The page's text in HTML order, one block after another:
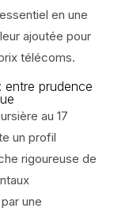
en une
ajoutée pour
télécoms.
entre prudence
au 17
un profil
rigoureuse de
une